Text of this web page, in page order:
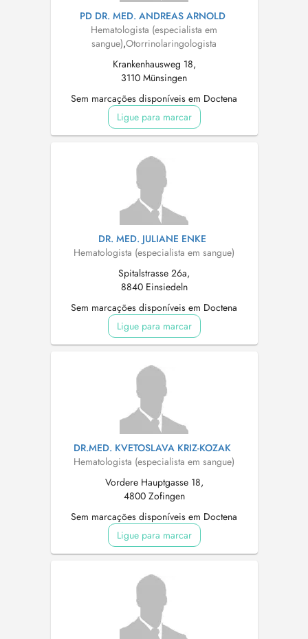
PD DR. MED. ANDREAS ARNOLD
Hematologista (especialista em
sangue),Otorrinolaringologista
Krankenhausweg 18,
3110 Münsingen
Sem marcações disponíveis em Doctena
Ligue para marcar
DR. MED. JULIANE ENKE
Hematologista (especialista em sangue)
Spitalstrasse 26a,
8840 Einsiedeln
Sem marcações disponíveis em Doctena
Ligue para marcar
DR.MED. KVETOSLAVA KRIZ-KOZAK
Hematologista (especialista em sangue)
Vordere Hauptgasse 18,
4800 Zofingen
Sem marcações disponíveis em Doctena
Ligue para marcar